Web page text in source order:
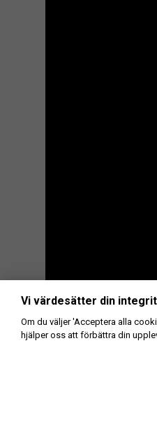
Vi värdesätter din
Om du väljer 'Acceptera alla
hjälper oss att förbättra din